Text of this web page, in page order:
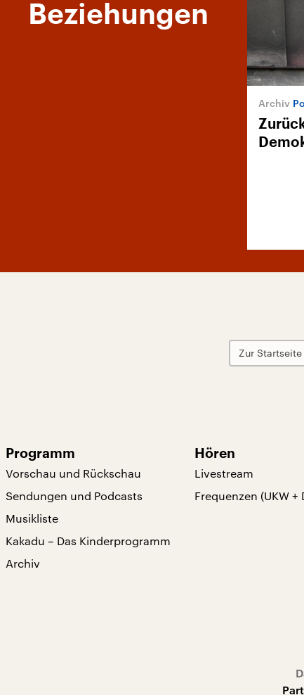
Beziehungen
Zur Startseite
Programm
Vorschau und Rückschau
Sendungen und Podcasts
Musikliste
Kakadu – Das Kinderprogramm
Archiv
Hören
Livestream
Frequenzen (UKW +